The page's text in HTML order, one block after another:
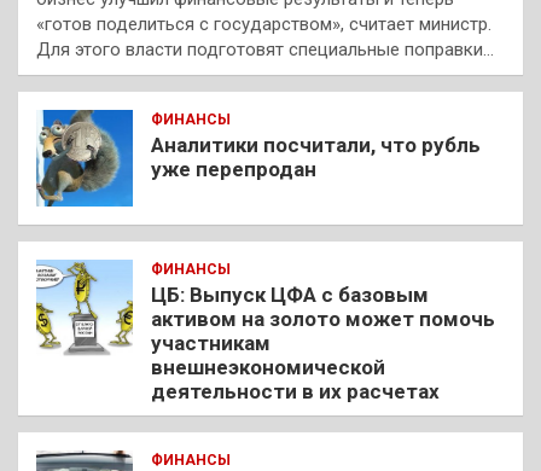
«готов поделиться с государством», считает министр.
Для этого власти подготовят специальные поправки…
ФИНАНСЫ
Аналитики посчитали, что рубль
уже перепродан
ФИНАНСЫ
ЦБ: Выпуск ЦФА с базовым
активом на золото может помочь
участникам
внешнеэкономической
деятельности в их расчетах
ФИНАНСЫ